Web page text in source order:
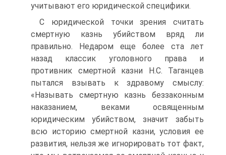
учитывают его юридической специфики.
С юридической точки зрения считать
смертную казнь убийством вряд ли
правильно. Недаром еще более ста лет
назад классик уголовного права и
противник смертной казни Н.С. Таганцев
пытался взывать к здравому смыслу:
«Называть смертную казнь беззаконным
наказанием, веками освященным
юридическим убийством, значит забыть
всю историю смертной казни, условия ее
развития, нельзя же игнорировать тот факт,